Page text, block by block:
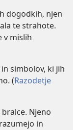
dogodkih, njen
te strahote.
v mislih
simbolov, ki jih
(Razodetje
Njeno
in